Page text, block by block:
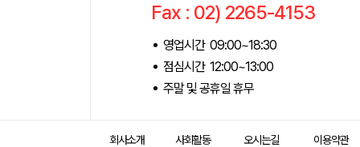
Fax : 02) 2265-4153
영업시간 09:00~18:30
점심시간 12:00~13:00
주말 및 공휴일 휴무
회사소개 사회활동 오시는길 이용약관